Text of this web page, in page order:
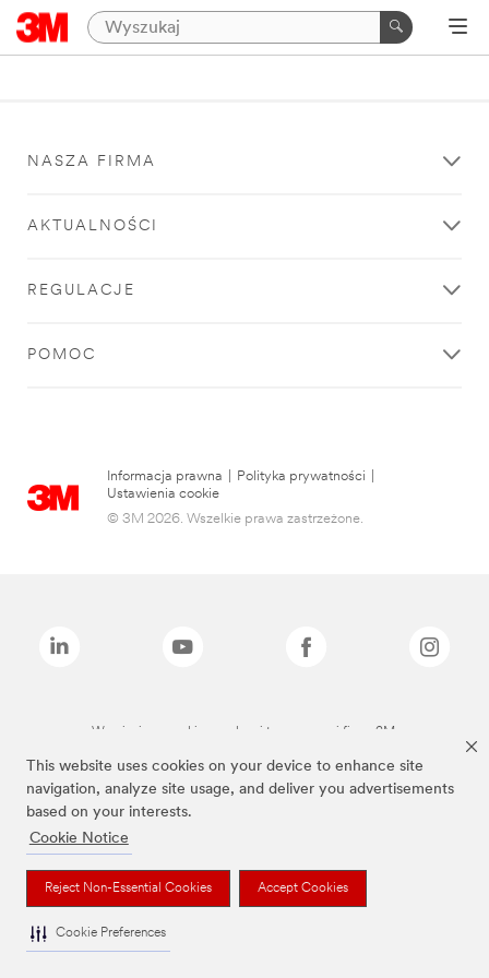
This website uses cookies on your device to enhance site
navigation, analyze site usage, and deliver you advertisements
based on your interests.
Cookie Notice
Reject Non-Essential Cookies Accept Cookies
Cookie Preferences
NASZA FIRMA
AKTUALNOŚCI
REGULACJE
POMOC
Informacja prawna Polityka prywatności
Ustawienia cookie
© 3M 2026. Wszelkie prawa zastrzeżone.
Wymienione marki są znakami towarowymi firmy 3M.